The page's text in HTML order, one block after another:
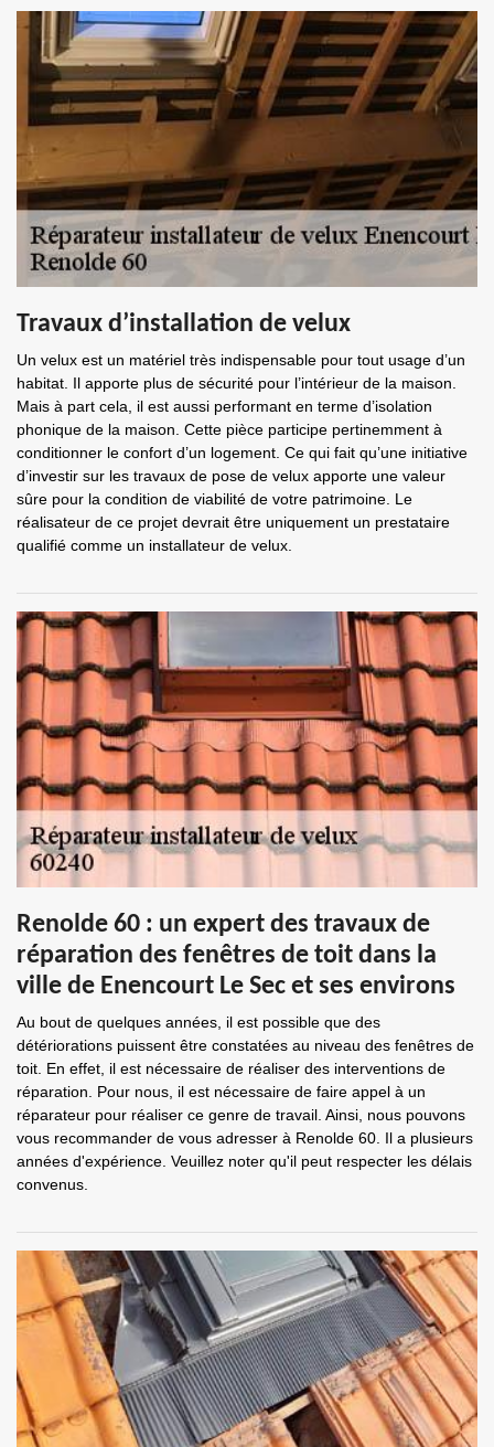
Travaux d’installation de velux
Un velux est un matériel très indispensable pour tout usage d’un
habitat. Il apporte plus de sécurité pour l’intérieur de la maison.
Mais à part cela, il est aussi performant en terme d’isolation
phonique de la maison. Cette pièce participe pertinemment à
conditionner le confort d’un logement. Ce qui fait qu’une initiative
d’investir sur les travaux de pose de velux apporte une valeur
sûre pour la condition de viabilité de votre patrimoine. Le
réalisateur de ce projet devrait être uniquement un prestataire
qualifié comme un installateur de velux.
Renolde 60 : un expert des travaux de
réparation des fenêtres de toit dans la
ville de Enencourt Le Sec et ses environs
Au bout de quelques années, il est possible que des
détériorations puissent être constatées au niveau des fenêtres de
toit. En effet, il est nécessaire de réaliser des interventions de
réparation. Pour nous, il est nécessaire de faire appel à un
réparateur pour réaliser ce genre de travail. Ainsi, nous pouvons
vous recommander de vous adresser à Renolde 60. Il a plusieurs
années d'expérience. Veuillez noter qu'il peut respecter les délais
convenus.